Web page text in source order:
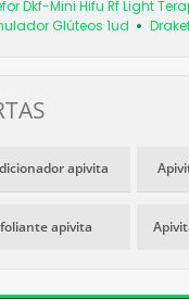
Dkf-Mini Hifu Rf Light
Glúteos 1ud
apivita
apivita